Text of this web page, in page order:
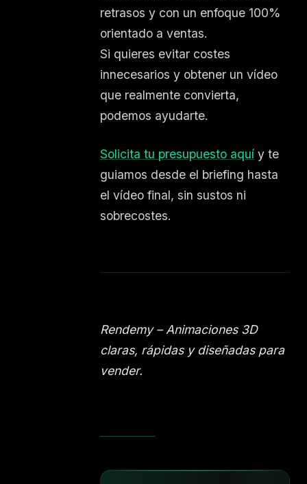
retrasos y con un enfoque 100%
orientado a ventas.
Si quieres evitar costes
innecesarios y obtener un vídeo
que realmente convierta,
podemos ayudarte.
Solicita tu presupuesto aquí y te
guiamos desde el briefing hasta
el vídeo final, sin sustos ni
sobrecostes.
Rendemy – Animaciones 3D
claras, rápidas y diseñadas para
vender.